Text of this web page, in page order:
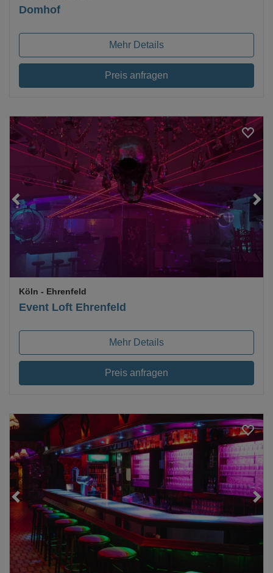
Domhof
Mehr Details
Preis anfragen
Loading...
Event Loft Ehrenfeld
Köln - Ehrenfeld
Mehr Details
Preis anfragen
Loading...